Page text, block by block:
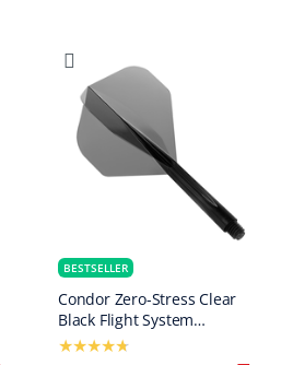
BESTSELLER
Condor Zero-Stress Clear
Black Flight System
Standard